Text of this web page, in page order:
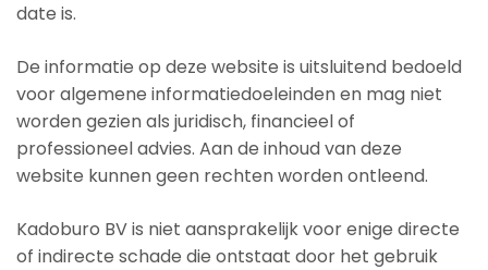
date is.
De informatie op deze website is uitsluitend bedoeld
voor algemene informatiedoeleinden en mag niet
worden gezien als juridisch, financieel of
professioneel advies. Aan de inhoud van deze
website kunnen geen rechten worden ontleend.
Kadoburo BV is niet aansprakelijk voor enige directe
of indirecte schade die ontstaat door het gebruik